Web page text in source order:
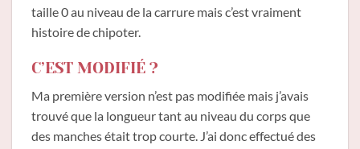
taille 0 au niveau de la carrure mais c’est vraiment
histoire de chipoter.
C’EST MODIFIÉ ?
Ma première version n’est pas modifiée mais j’avais
trouvé que la longueur tant au niveau du corps que
des manches était trop courte. J’ai donc effectué des